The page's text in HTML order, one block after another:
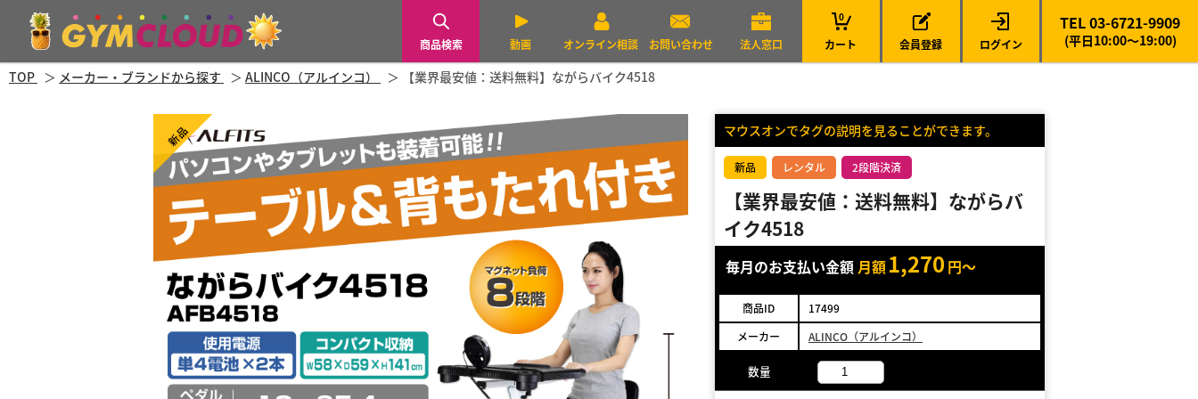
商品検索 動画 オンライン相談 お問い合わせ 法人窓口 カート
0
会員登録 ログイン
TEL 03-6721-9909
(平日10:00～19:00)
TOP メーカー・ブランドから探す ALINCO（アルインコ） 【業界最安値：送料無料】ながらバイク4518
新品 マウスオンでタグの説明を見ることができます。
新品 レンタル 2段階決済
【業界最安値：送料無料】ながらバ
イク4518
毎月のお支払い金額 月額1,270 円～
商品ID
17499
メーカー
ALINCO（アルインコ）
数量